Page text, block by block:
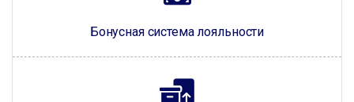
Бонусная система лояльности